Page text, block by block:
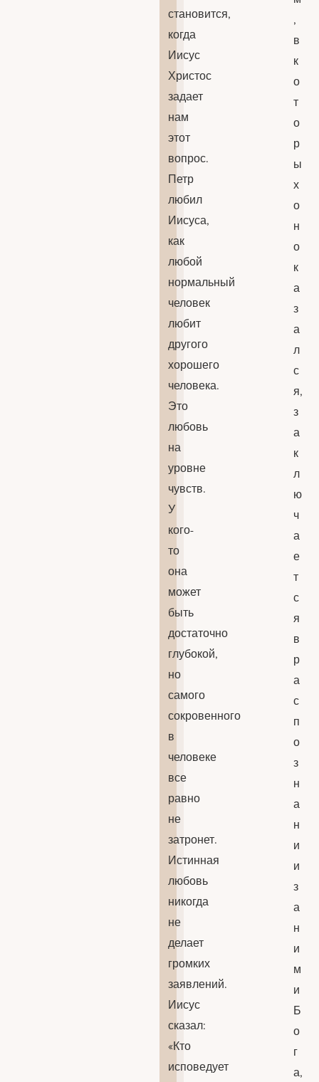
становится,
когда
Иисус
Христос
задает
нам
этот
вопрос.
Петр
любил
Иисуса,
как
любой
нормальный
человек
любит
другого
хорошего
человека.
Это
любовь
на
уровне
чувств.
У
кого-
то
она
может
быть
достаточно
глубокой,
но
самого
сокровенного
в
человеке
все
равно
не
затронет.
Истинная
любовь
никогда
не
делает
громких
заявлений.
Иисус
сказал:
«Кто
исповедует
,
в
к
о
т
о
р
ы
х
о
н
о
к
а
з
а
л
с
я,
з
а
к
л
ю
ч
а
е
т
с
я
в
р
а
с
п
о
з
н
а
н
и
и
з
а
н
и
м
и
Б
о
г
а,